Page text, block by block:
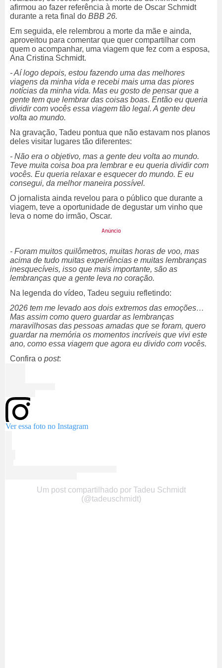
afirmou ao fazer referência à morte de Oscar Schmidt
durante a reta final do BBB 26.
Em seguida, ele relembrou a morte da mãe e ainda,
aproveitou para comentar que quer compartilhar com
quem o acompanhar, uma viagem que fez com a esposa,
Ana Cristina Schmidt.
- Aí logo depois, estou fazendo uma das melhores
viagens da minha vida e recebi mais uma das piores
notícias da minha vida. Mas eu gosto de pensar que a
gente tem que lembrar das coisas boas. Então eu queria
dividir com vocês essa viagem tão legal. A gente deu
volta ao mundo.
Na gravação, Tadeu pontua que não estavam nos planos
deles visitar lugares tão diferentes:
- Não era o objetivo, mas a gente deu volta ao mundo.
Teve muita coisa boa pra lembrar e eu queria dividir com
vocês. Eu queria relaxar e esquecer do mundo. E eu
consegui, da melhor maneira possível.
O jornalista ainda revelou para o público que durante a
viagem, teve a oportunidade de degustar um vinho que
leva o nome do irmão, Oscar.
- Foram muitos quilômetros, muitas horas de voo, mas
acima de tudo muitas experiências e muitas lembranças
inesquecíveis, isso que mais importante, são as
lembranças que a gente leva no coração.
Na legenda do vídeo, Tadeu seguiu refletindo:
2026 tem me levado aos dois extremos das emoções…
Mas assim como quero guardar as lembranças
maravilhosas das pessoas amadas que se foram, quero
guardar na memória os momentos incríveis que vivi este
ano, como essa viagem que agora eu divido com vocês.
Confira o post:
Ver essa foto no Instagram
Um post compartilhado por Tadeu Schmidt
(@tadeuschmidt)